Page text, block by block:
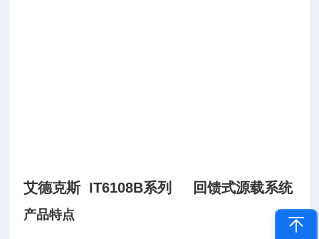
艾德克斯 IT6108B系列 回馈式源载系统
产品特点